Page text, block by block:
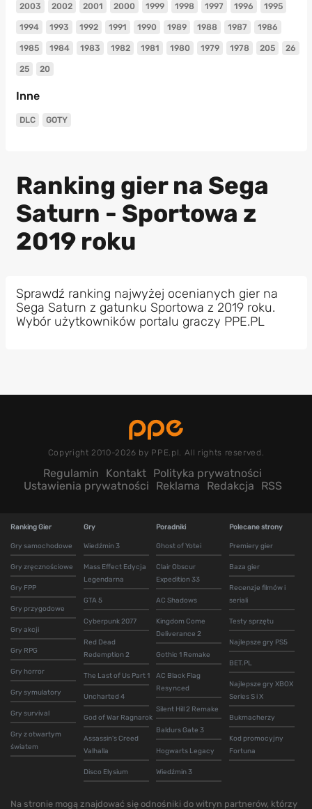
2003 2002 2001 2000 1999 1998 1997 1996 1995
1994 1993 1992 1991 1990 1989 1988 1987 1986
1985 1984 1983 1982 1981 1980 1979 1978 205 26
25 20
Inne
DLC GOTY
Ranking gier na Sega
Saturn - Sportowa z
2019 roku
Sprawdź ranking najwyżej ocenianych gier na
Sega Saturn z gatunku Sportowa z 2019 roku.
Wybór użytkowników portalu graczy PPE.PL
Copyright 2010-2026 by PPE.pl. All rights reserved.
Regulamin Kontakt Polityka prywatności
Ustawienia prywatności
Reklama Redakcja RSS
Ranking Gier
Gry samochodowe
Gry zręcznościowe
Gry FPP
Gry przygodowe
Gry akcji
Gry RPG
Gry horror
Gry symulatory
Gry survival
Gry z otwartym
światem
Gry
Wiedźmin 3
Mass Effect Edycja
Legendarna
GTA 5
Cyberpunk 2077
Red Dead
Redemption 2
The Last of Us Part 1
Uncharted 4
God of War Ragnarok
Assassin's Creed
Valhalla
Disco Elysium
Poradniki
Ghost of Yotei
Clair Obscur
Expedition 33
AC Shadows
Kingdom Come
Deliverance 2
Gothic 1 Remake
AC Black Flag
Resynced
Silent Hill 2 Remake
Baldurs Gate 3
Hogwarts Legacy
Wiedźmin 3
Polecane strony
Premiery gier
Baza gier
Recenzje filmów i
seriali
Testy sprzętu
Najlepsze gry PS5
BET.PL
Najlepsze gry XBOX
Series S i X
Bukmacherzy
Kod promocyjny
Fortuna
Na stronie mogą znajdować się odnośniki do witryn partnerów, którzy